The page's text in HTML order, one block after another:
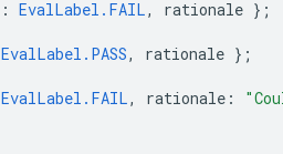
: EvalLabel.FAIL, rationale };
EvalLabel.PASS, rationale };
EvalLabel.FAIL, rationale :